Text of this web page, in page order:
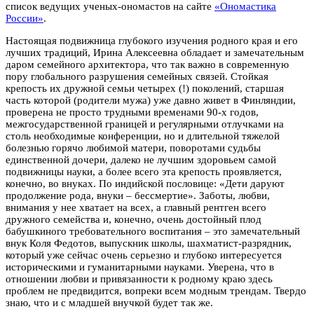
список ведущих ученых-ономастов на сайте «Ономастика
России».
Настоящая подвижница глубокого изучения родного края и его
лучших традиций, Ирина Алексеевна обладает и замечательным
даром семейного архитектора, что так важно в современную
пору глобального разрушения семейных связей. Стойкая
крепость их дружной семьи четырех (!) поколений, старшая
часть которой (родители мужа) уже давно живет в Финляндии,
проверена не просто трудными временами 90-х годов,
межгосударственной границей и регулярными отлучками на
столь необходимые конференции, но и длительной тяжелой
болезнью горячо любимой матери, поворотами судьбы
единственной дочери, далеко не лучшим здоровьем самой
подвижницы науки, а более всего эта крепость проявляется,
конечно, во внуках. По индийской пословице: «Дети даруют
продолжение рода, внуки – бессмертие». Заботы, любви,
внимания у нее хватает на всех, а главный рентген всего
дружного семейства и, конечно, очень достойный плод
бабушкиного требовательного воспитания – это замечательный
внук Коля Федотов, выпускник школы, шахматист-разрядник,
который уже сейчас очень серьезно и глубоко интересуется
историческими и гуманитарными науками. Уверена, что в
отношении любви и привязанности к родному краю здесь
проблем не предвидится, вопреки всем модным трендам. Твердо
знаю, что и с младшей внучкой будет так же.